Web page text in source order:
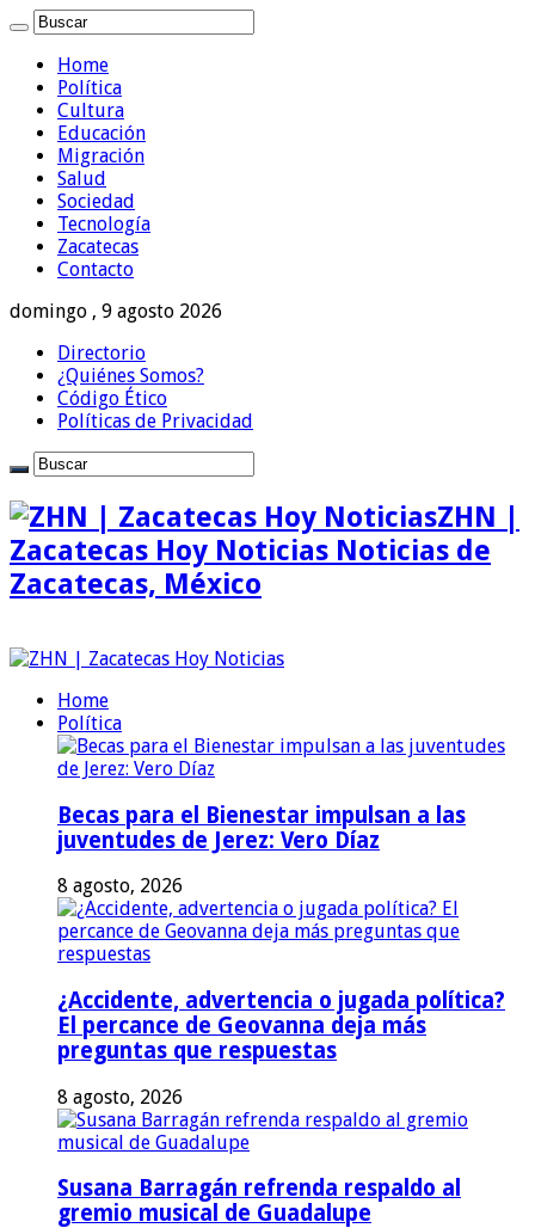
Home
Política
Cultura
Educación
Migración
Salud
Sociedad
Tecnología
Zacatecas
Contacto
domingo , 9 agosto 2026
Directorio
¿Quiénes Somos?
Código Ético
Políticas de Privacidad
ZHN |
Zacatecas Hoy Noticias Noticias de
Zacatecas, México
Home
Política
Becas para el Bienestar impulsan a las
juventudes de Jerez: Vero Díaz
8 agosto, 2026
¿Accidente, advertencia o jugada política?
El percance de Geovanna deja más
preguntas que respuestas
8 agosto, 2026
Susana Barragán refrenda respaldo al
gremio musical de Guadalupe